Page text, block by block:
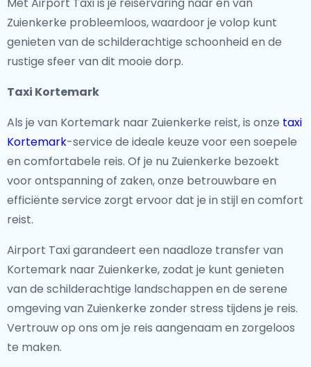
Zuienkerke probleemloos, waardoor je volop kunt
genieten van de schilderachtige schoonheid en de
rustige sfeer van dit mooie dorp.
Taxi Kortemark
Als je van Kortemark naar Zuienkerke reist, is onze taxi
Kortemark-service de ideale keuze voor een soepele
en comfortabele reis. Of je nu Zuienkerke bezoekt
voor ontspanning of zaken, onze betrouwbare en
efficiënte service zorgt ervoor dat je in stijl en comfort
reist.
Airport Taxi garandeert een naadloze transfer van
Kortemark naar Zuienkerke, zodat je kunt genieten
van de schilderachtige landschappen en de serene
omgeving van Zuienkerke zonder stress tijdens je reis.
Vertrouw op ons om je reis aangenaam en zorgeloos
te maken.